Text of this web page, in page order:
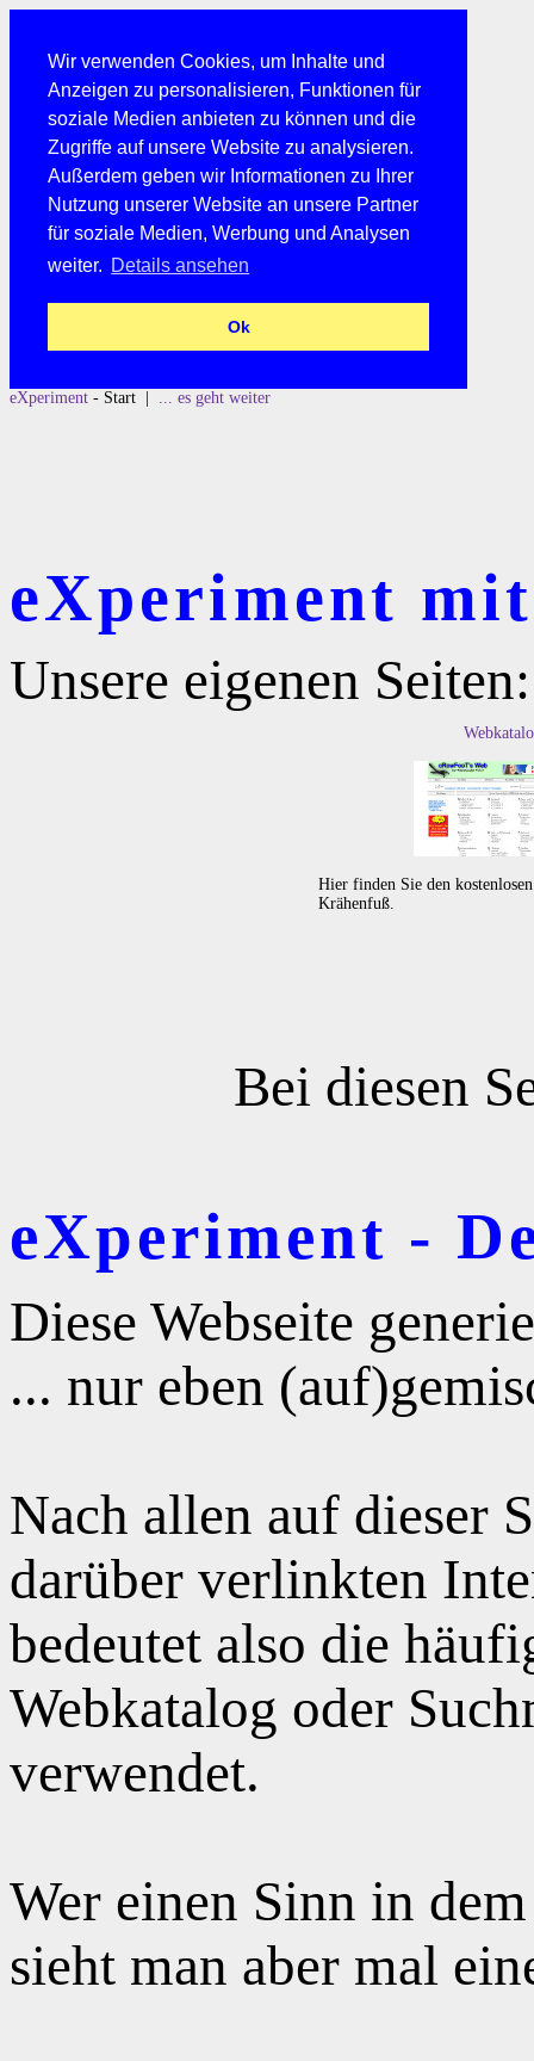
Wir verwenden Cookies, um Inhalte und
Anzeigen zu personalisieren, Funktionen für
soziale Medien anbieten zu können und die
Zugriffe auf unsere Website zu analysieren.
Außerdem geben wir Informationen zu Ihrer
Nutzung unserer Website an unsere Partner
für soziale Medien, Werbung und Analysen
weiter. Details ansehen
Ok
eXperiment - Start | ... es geht weiter
eXperiment
Unsere eigenen Seiten:
Hier finden Sie den
Krähenfuß.
Bei diesen
eXperiment -
Diese Webseite
... nur eben
Nach allen auf dieser
darüber verlinkten
bedeutet also die
Webkatalog oder
verwendet.
Wer einen Sinn in
sieht man aber mal